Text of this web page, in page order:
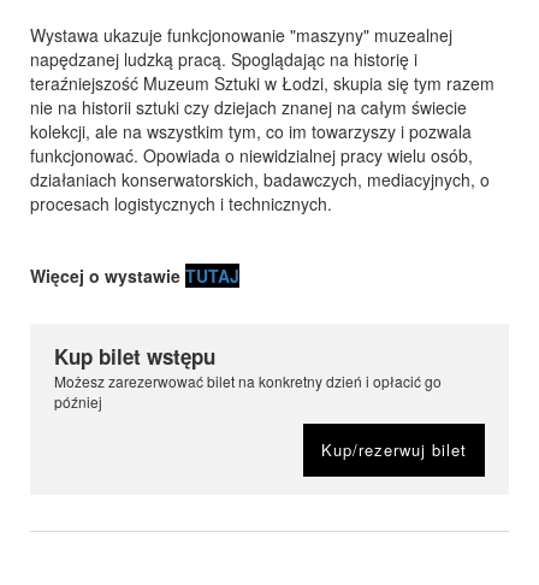
Wystawa ukazuje funkcjonowanie "maszyny" muzealnej
napędzanej ludzką pracą. Spoglądając na historię i
teraźniejszość Muzeum Sztuki w Łodzi, skupia się tym razem
nie na historii sztuki czy dziejach znanej na całym świecie
kolekcji, ale na wszystkim tym, co im towarzyszy i pozwala
funkcjonować. Opowiada o niewidzialnej pracy wielu osób,
działaniach konserwatorskich, badawczych, mediacyjnych, o
procesach logistycznych i technicznych.
Więcej o wystawie TUTAJ
Kup bilet wstępu
Możesz zarezerwować bilet na konkretny dzień i opłacić go
później
Kup/rezerwuj bilet